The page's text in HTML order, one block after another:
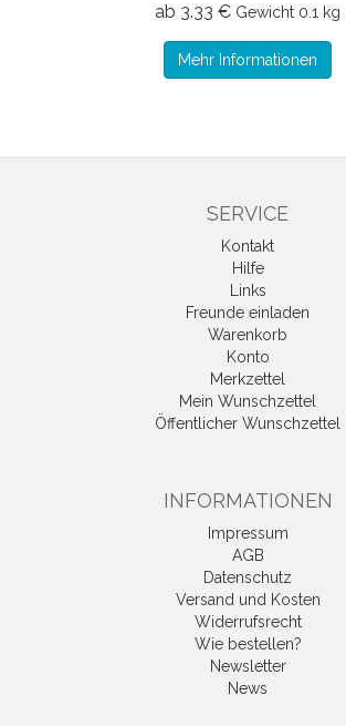
ab 3.33 € Gewicht 0.1 kg
Mehr Informationen
SERVICE
Kontakt
Hilfe
Links
Freunde einladen
Warenkorb
Konto
Merkzettel
Mein Wunschzettel
Öffentlicher Wunschzettel
INFORMATIONEN
Impressum
AGB
Datenschutz
Versand und Kosten
Widerrufsrecht
Wie bestellen?
Newsletter
News